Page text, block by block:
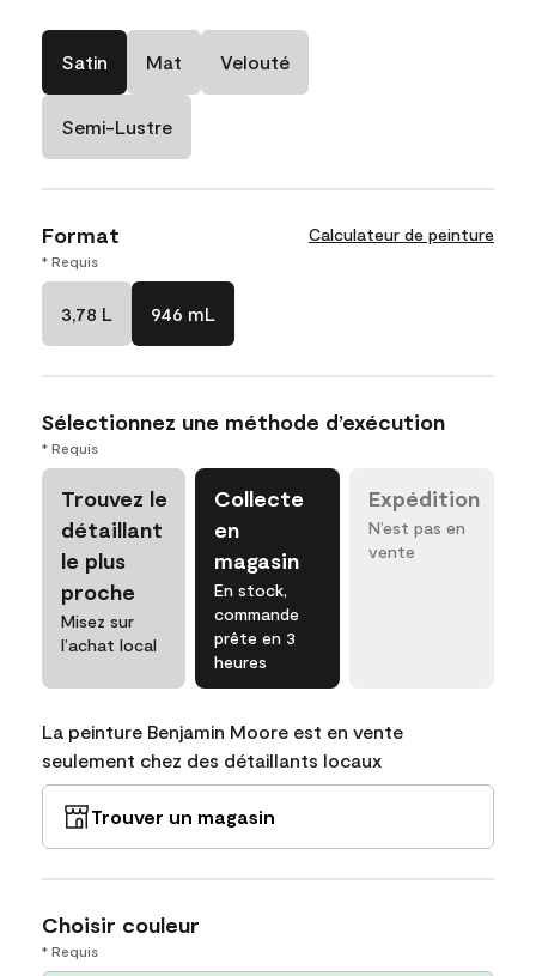
Satin Mat Velouté
Semi-Lustre
Format Calculateur de peinture
* Requis
3,78 L 946 mL
Sélectionnez une méthode d’exécution
* Requis
Trouvez le
détaillant
le plus
proche
Misez sur
l’achat local
Collecte
en
magasin
En stock,
commande
prête en 3
heures
Expédition
N’est pas en
vente
La peinture Benjamin Moore est en vente
seulement chez des détaillants locaux
Trouver un magasin
Choisir couleur
* Requis